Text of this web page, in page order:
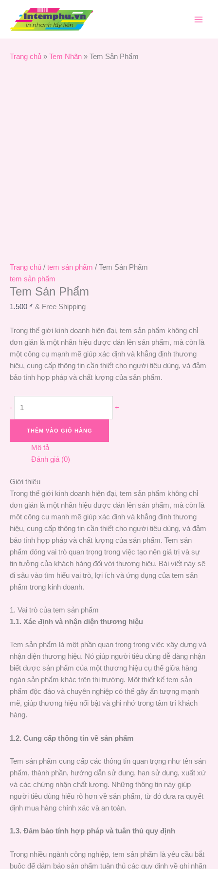
Trang chủ » Tem Nhãn » Tem Sản Phẩm
Trang chủ / tem sản phẩm / Tem Sản Phẩm
tem sản phẩm
Tem Sản Phẩm
1.500 ₫ & Free Shipping
Trong thế giới kinh doanh hiện đại, tem sản phẩm không chỉ
đơn giản là một nhãn hiệu được dán lên sản phẩm, mà còn là
một công cụ mạnh mẽ giúp xác định và khẳng định thương
hiệu, cung cấp thông tin cần thiết cho người tiêu dùng, và đảm
bảo tính hợp pháp và chất lượng của sản phẩm.
-
Sản
Phẩm
lượng
+
THÊM VÀO GIỎ HÀNG
Mô tả
Đánh giá (0)
Giới thiệu
Trong thế giới kinh doanh hiện đại, tem sản phẩm không chỉ
đơn giản là một nhãn hiệu được dán lên sản phẩm, mà còn là
một công cụ mạnh mẽ giúp xác định và khẳng định thương
hiệu, cung cấp thông tin cần thiết cho người tiêu dùng, và đảm
bảo tính hợp pháp và chất lượng của sản phẩm. Tem sản
phẩm đóng vai trò quan trọng trong việc tạo nên giá trị và sự
tin tưởng của khách hàng đối với thương hiệu. Bài viết này sẽ
đi sâu vào tìm hiểu vai trò, lợi ích và ứng dụng của tem sản
phẩm trong kinh doanh.
1. Vai trò của tem sản phẩm
1.1. Xác định và nhận diện thương hiệu
Tem sản phẩm là một phần quan trọng trong việc xây dựng và
nhận diện thương hiệu. Nó giúp người tiêu dùng dễ dàng nhận
biết được sản phẩm của một thương hiệu cụ thể giữa hàng
ngàn sản phẩm khác trên thị trường. Một thiết kế tem sản
phẩm độc đáo và chuyên nghiệp có thể gây ấn tượng mạnh
mẽ, giúp thương hiệu nổi bật và ghi nhớ trong tâm trí khách
hàng.
1.2. Cung cấp thông tin về sản phẩm
Tem sản phẩm cung cấp các thông tin quan trọng như tên sản
phẩm, thành phần, hướng dẫn sử dụng, hạn sử dụng, xuất xứ
và các chứng nhận chất lượng. Những thông tin này giúp
người tiêu dùng hiểu rõ hơn về sản phẩm, từ đó đưa ra quyết
định mua hàng chính xác và an toàn.
1.3. Đảm bảo tính hợp pháp và tuân thủ quy định
Trong nhiều ngành công nghiệp, tem sản phẩm là yêu cầu bắt
buộc để đảm bảo sản phẩm tuân thủ các quy định về ghi nhãn